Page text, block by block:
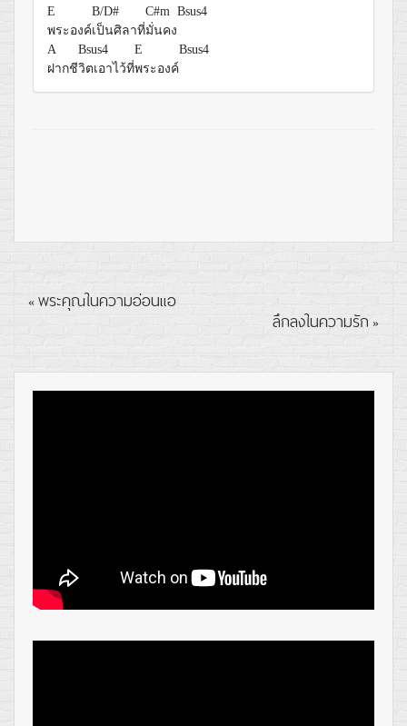
E
B/D# C#m Bsus4
พระองค์เป็นศิลาที่มั่นคง
A
Bsus4 E
Bsus4
ฝากชีวิตเอาไว้ที่พระองค์
« พระคุณในความอ่อนแอ
ลึกลงในความรัก »